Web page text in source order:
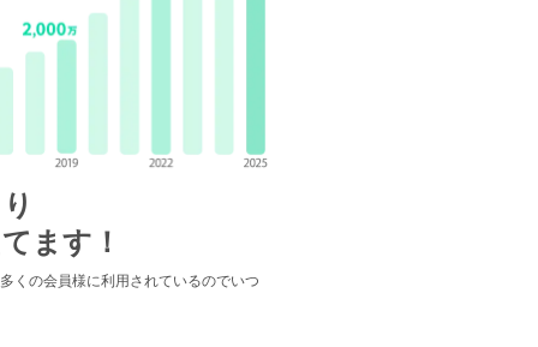
ます！
くの会員様に利用されているのでいつ